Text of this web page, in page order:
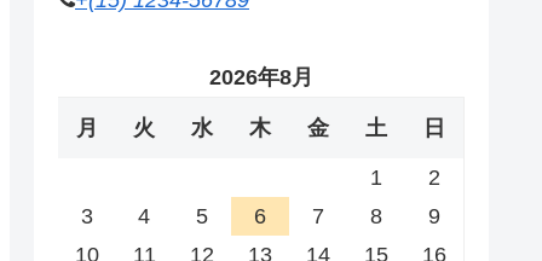
2026年8月
月 火 水 木 金 土 日
1
2
3
4 5 6 7 8
9
10
11 12 13 14 15
16